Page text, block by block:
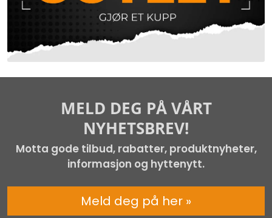
MELD DEG PÅ VÅRT
NYHETSBREV!
Motta gode tilbud, rabatter, produktnyheter,
informasjon og hyttenytt.
Meld deg på her »